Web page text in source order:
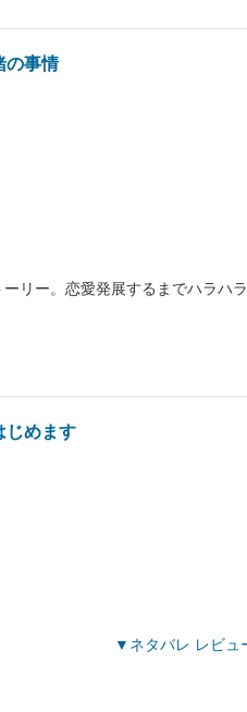
の事情
ーリー。恋愛発展するまでハラハ
じめます
ネタバレ レビュ